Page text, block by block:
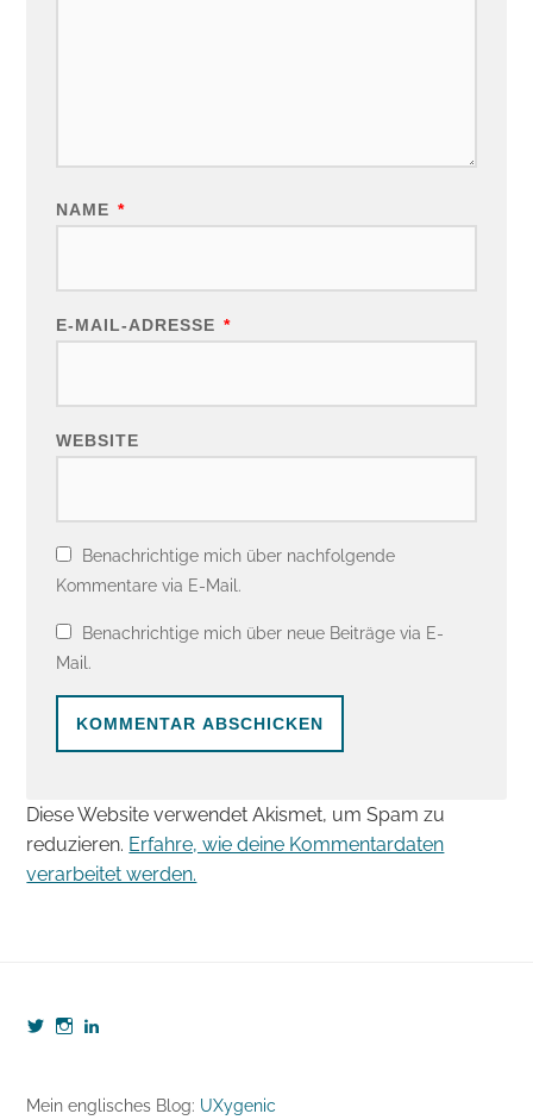
NAME *
E-MAIL-ADRESSE *
WEBSITE
Benachrichtige mich über nachfolgende
Kommentare via E-Mail.
Benachrichtige mich über neue Beiträge via E-
Mail.
Diese Website verwendet Akismet, um Spam zu
reduzieren. Erfahre, wie deine Kommentardaten
verarbeitet werden.
Profil
Twitter
Profil
Instagram
8190b5b7
Mein englisches Blog: UXygenic